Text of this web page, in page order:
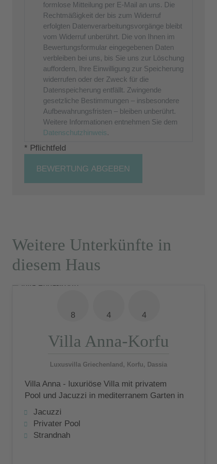
formlose Mitteilung per E-Mail an uns. Die
Rechtmäßigkeit der bis zum Widerruf
erfolgten Datenverarbeitungsvorgänge bleibt
vom Widerruf unberührt. Die von Ihnen im
Bewertungsformular eingegebenen Daten
verbleiben bei uns, bis Sie uns zur Löschung
auffordern, Ihre Einwilligung zur Speicherung
widerrufen oder der Zweck für die
Datenspeicherung entfällt. Zwingende
gesetzliche Bestimmungen – insbesondere
Aufbewahrungsfristen – bleiben unberührt.
Weitere Informationen entnehmen Sie dem
Datenschutzhinweis.
* Pflichtfeld
BEWERTUNG ABGEBEN
Weitere Unterkünfte in
diesem Haus
8 4 4
Villa Anna-Korfu
Luxusvilla Griechenland, Korfu, Dassia
Villa Anna - luxuriöse Villa mit privatem
Pool und Jacuzzi in mediterranem Garten in
unmittelbarer Strandnähe
Jacuzzi
Privater Pool
Strandnah